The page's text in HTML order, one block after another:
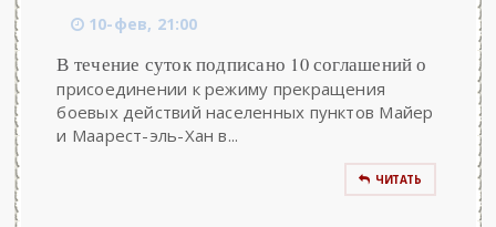
10-фев, 21:00
В течение суток подписано 10 соглашений о
присоединении к режиму прекращения
боевых действий населенных пунктов Майер
и Маарест-эль-Хан в...
ЧИТАТЬ